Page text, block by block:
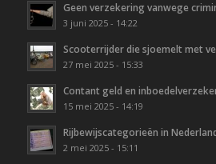
Geen verzekering vanwege
3 juni 2025 - 14:22
Scooterrijder die sjoemelt met
27 mei 2025 - 15:33
Contant geld en
15 mei 2025 - 14:19
Rijbewijscategorieën in
2 mei 2025 - 15:11